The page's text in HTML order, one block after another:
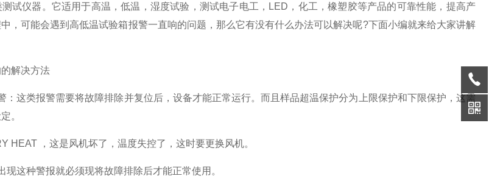
试仪器。它适用于高温，低温，湿度试验，测试电子电工，LED，化工，橡塑胶等产品的可靠性能，提高产
，可能会遇到高低温试验箱报警一直响的问题，那么它有没有什么办法可以解决呢?下面小编就来给大家讲解
解决方法
这类报警需要将故障排除并复位后，设备才能正常运行。而且样品超温保护分为上限保护和下限保护，这需
。
，这是风机坏了，温度失控了，这时要更换风机。
这种警报就必须现将故障排除后才能正常使用。